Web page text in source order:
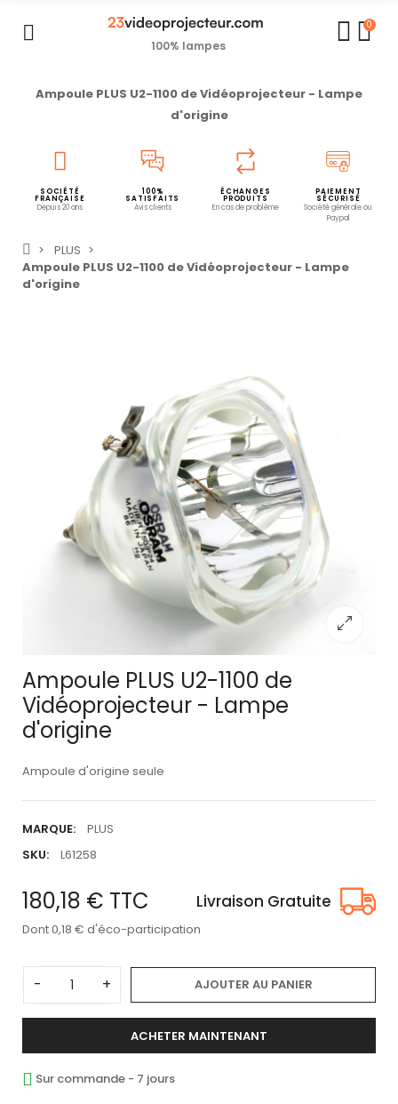
100% lampes
0
Ampoule PLUS U2-1100 de Vidéoprojecteur - Lampe
d'origine
SOCIÉTÉ
FRANÇAISE
Depuis 20 ans
100%
SATISFAITS
Avis clients
ÉCHANGES
PRODUITS
En cas de problème
PAIEMENT
SÉCURISÉ
Société générale ou
Paypal
PLUS
Ampoule PLUS U2-1100 de Vidéoprojecteur - Lampe
d'origine
Ampoule PLUS U2-1100 de
Vidéoprojecteur - Lampe
d'origine
Ampoule d'origine seule
MARQUE:
PLUS
SKU:
L61258
180,18 € TTC Livraison Gratuite
Dont 0,18 € d'éco-participation
- + AJOUTER AU PANIER
ACHETER MAINTENANT
Sur commande - 7 jours